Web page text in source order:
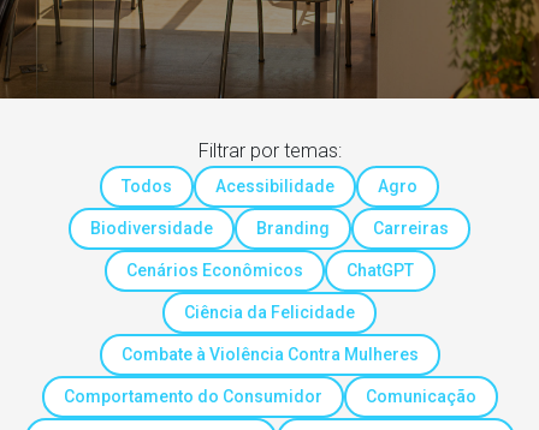
Filtrar por temas:
Todos Acessibilidade Agro
Biodiversidade Branding Carreiras
Cenários Econômicos ChatGPT
Ciência da Felicidade
Combate à Violência Contra Mulheres
Comportamento do Consumidor Comunicação